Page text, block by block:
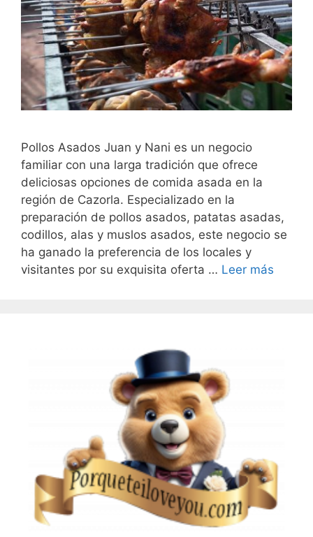
Pollos Asados Juan y Nani es un negocio
familiar con una larga tradición que ofrece
deliciosas opciones de comida asada en la
región de Cazorla. Especializado en la
preparación de pollos asados, patatas asadas,
codillos, alas y muslos asados, este negocio se
ha ganado la preferencia de los locales y
visitantes por su exquisita oferta … Leer más